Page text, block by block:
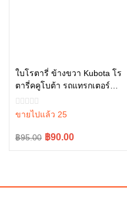
ใบโรตารี่ ข้างขวา Kubota โร
ตารี่คคูโบต้า รถแทรกเตอร์คู
โบต้า รุ่น L3608, L4018
W9516-54173
ขายไปแล้ว 25
฿95.00
Original฿90.00
Current
หยิบใส่ตะกร้า